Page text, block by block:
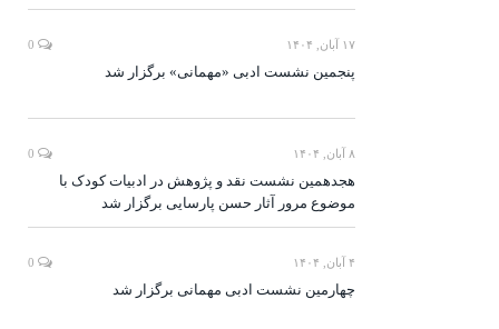
۱۷ آبان, ۱۴۰۴
پنجمین نشست ادبی «مهمانی» برگزار شد
۸ آبان, ۱۴۰۴
هجدهمین نشست نقد و پژوهش در ادبیات کودک با
موضوع مرور آثار حسن پارسایی برگزار شد
۴ آبان, ۱۴۰۴
چهارمین نشست ادبی مهمانی برگزار شد